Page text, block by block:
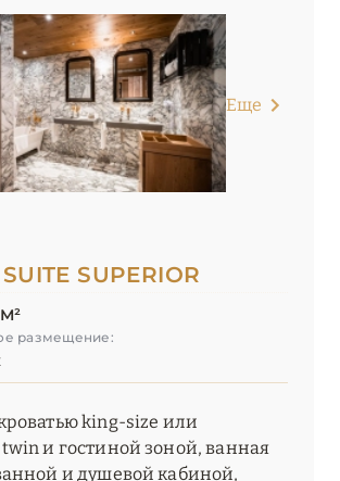
Resorts
Courchevel 1850
Еще
SUPERIOR
размещение:
king-size или
и гостиной зоной, ванная
и душевой кабиной,